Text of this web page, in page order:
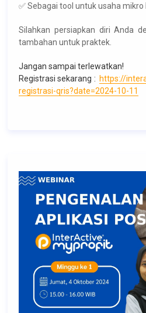
✅ Sebagai tool untuk usaha mikro
Silahkan persiapkan diri Anda
tambahan untuk praktek.
Jangan sampai terlewatkan!
Registrasi sekarang : https://
registrasi-qris?date=2024-10-11